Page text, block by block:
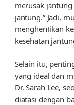
merusak
jantung.” Jadi,
menghentikan
kesehatan
Selain itu,
yang ideal dan
Dr. Sarah Lee,
diatasi dengan